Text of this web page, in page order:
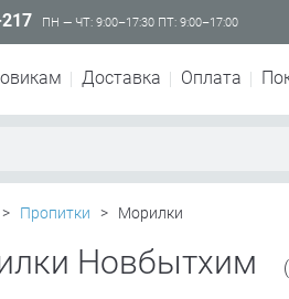
ПН — ЧТ: 9:00–17:30 ПТ: 9:00–17:00
Доставка Оплата
> Пропитки > Морилки
Новбытхим